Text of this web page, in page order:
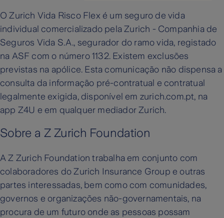
O Zurich Vida Risco Flex é um seguro de vida
individual comercializado pela Zurich - Companhia de
Seguros Vida S.A., segurador do ramo vida, registado
na ASF com o número 1132. Existem exclusões
previstas na apólice. Esta comunicação não dispensa a
consulta da informação pré-contratual e contratual
legalmente exigida, disponível em zurich.com.pt, na
app Z4U e em qualquer mediador Zurich.
Sobre a Z Zurich Foundation
A Z Zurich Foundation trabalha em conjunto com
colaboradores do Zurich Insurance Group e outras
partes interessadas, bem como com comunidades,
governos e organizações não-governamentais, na
procura de um futuro onde as pessoas possam